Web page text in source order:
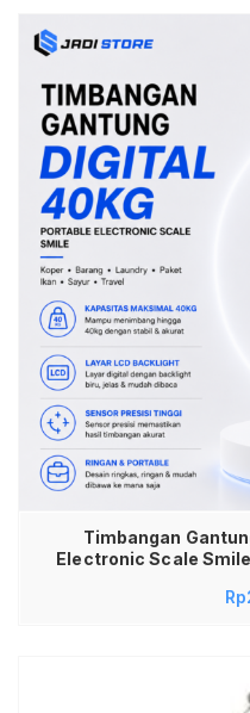
Timbangan
Electronic Scale
Layar LCD Backlight
Rp